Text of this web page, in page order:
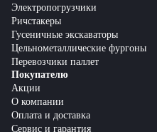
Электропогрузчики
Ричстакеры
Гусеничные экскаваторы
Цельнометаллические фургоны
Перевозчики паллет
Покупателю
Акции
О компании
Оплата и доставка
Сервис и гарантия